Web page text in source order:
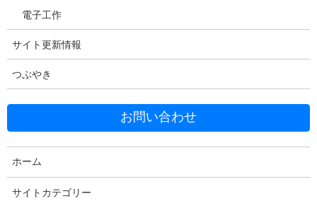
X
Copy
電子工作
サイト更新情報
つぶやき
お問い合わせ
ホーム
サイトカテゴリー